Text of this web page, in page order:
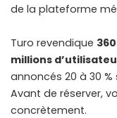
de la plateforme
Turo revendique
millions
annoncés 20 à 30
Avant de réserver,
concrètement.